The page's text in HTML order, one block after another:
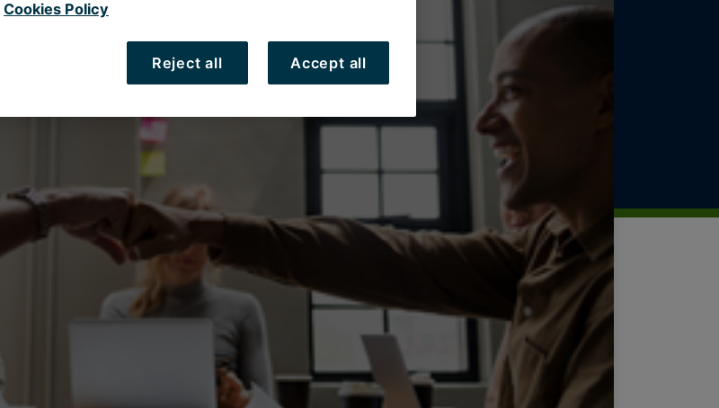
Cookies Policy
Reject all Accept all